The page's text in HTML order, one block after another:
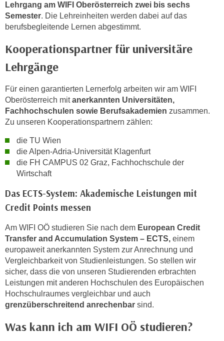
Lehrgang am WIFI Oberösterreich zwei bis sechs
Semester. Die Lehreinheiten werden dabei auf das
berufsbegleitende Lernen abgestimmt.
Kooperationspartner für universitäre
Lehrgänge
Für einen garantierten Lernerfolg arbeiten wir am WIFI
Oberösterreich mitanerkannten Universitäten,
Fachhochschulen sowie Berufsakademien zusammen.
Zu unseren Kooperationspartnern zählen:
die TU Wien
die Alpen-Adria-Universität Klagenfurt
die FH CAMPUS 02 Graz, Fachhochschule der
Wirtschaft
Das ECTS-System: Akademische Leistungen mit
Credit Points messen
Am WIFI OÖ studieren Sie nach dem European Credit
Transfer and Accumulation System – ECTS, einem
europaweit anerkannten System zur Anrechnung und
Vergleichbarkeit von Studienleistungen. So stellen wir
sicher, dass die von unseren Studierenden erbrachten
Leistungen mit anderen Hochschulen des Europäischen
Hochschulraumes vergleichbar und auch
grenzüberschreitend anrechenbar sind.
Was kann ich am WIFI OÖ studieren?
t
i
r
n
u
m
l
l
e
r
n
v
o
n
C
o
k
i